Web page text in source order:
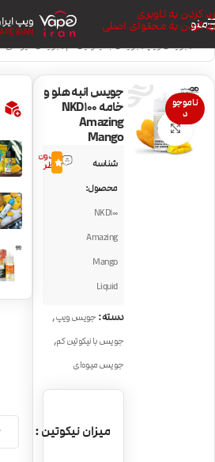
رد کردن به ناوبری
رد کردن به محتوای اصلی
منو ویپ
IRAN
خانه/جویس ویپ/جویس با نیکوتین کم/جویس میوه‌ای
ناموجو
د
بزرگنمایی تصویر
جویس انبه هلو و
خامه NKD100
Amazing
Mango
شناسه
محصول:
NKD100
Amazing
Mango
Liquid
بدون
نظر0.0
دسته: جویس ویپ,
جویس با نیکوتین کم,
جویس میوه‌ای
میزان نیکوتین